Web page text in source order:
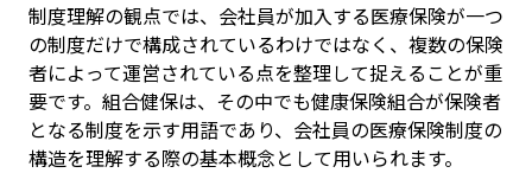
制度理解の観点では、会社員が加入する医療保険が一つ
の制度だけで構成されているわけではなく、複数の保険
者によって運営されている点を整理して捉えることが重
要です。組合健保は、その中でも健康保険組合が保険者
となる制度を示す用語であり、会社員の医療保険制度の
構造を理解する際の基本概念として用いられます。